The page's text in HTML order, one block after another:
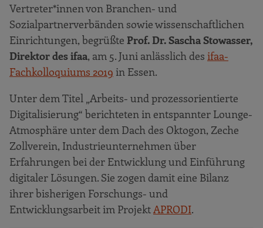
Vertreter*innen von Branchen- und
Sozialpartnerverbänden sowie wissenschaftlichen
Einrichtungen, begrüßte Prof. Dr. Sascha Stowasser,
Direktor des ifaa, am 5. Juni anlässlich des ifaa-
Fachkolloquiums 2019 in Essen.
Unter dem Titel „Arbeits- und prozessorientierte
Digitalisierung“ berichteten in entspannter Lounge-
Atmosphäre unter dem Dach des Oktogon, Zeche
Zollverein, Industrieunternehmen über
Erfahrungen bei der Entwicklung und Einführung
digitaler Lösungen. Sie zogen damit eine Bilanz
ihrer bisherigen Forschungs- und
Entwicklungsarbeit im ProjektAPRODI.